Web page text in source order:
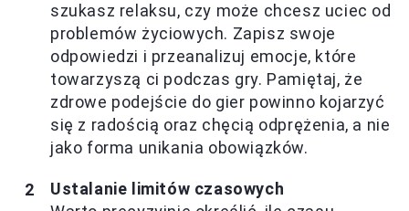
szukasz relaksu, czy może chcesz uciec od
problemów życiowych. Zapisz swoje
odpowiedzi i przeanalizuj emocje, które
towarzyszą ci podczas gry. Pamiętaj, że
zdrowe podejście do gier powinno kojarzyć
się z radością oraz chęcią odprężenia, a nie
jako forma unikania obowiązków.
Ustalanie limitów czasowych